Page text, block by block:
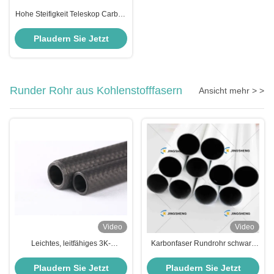
Hohe Steifigkeit Teleskop Carbon
Fensterreinigung Stange
Plaudern Sie Jetzt
Runder Rohr aus Kohlenstofffasern Ansicht mehr > >
Video
Leichtes, leitfähiges 3K-
industrielle Anwendungen und
Plaudern Sie Jetzt
Video
Karbonfaser Rundrohr schwarz
Ideal für hohe Festigkeit
Plaudern Sie Jetzt